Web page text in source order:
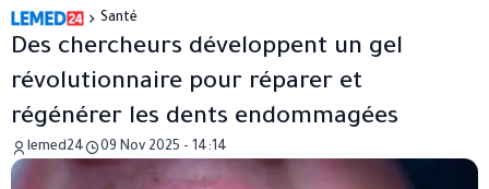
Santé
Des chercheurs développent un gel
révolutionnaire pour réparer et
régénérer les dents endommagées
lemed24 09 Nov 2025 - 14:14